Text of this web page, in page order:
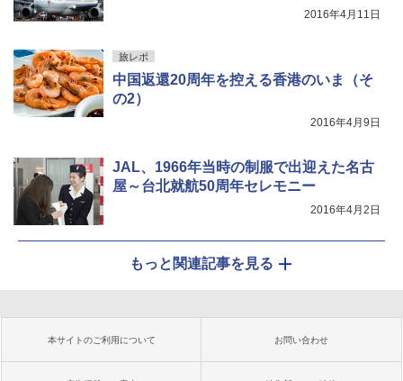
2016年4月11日
旅レポ
中国返還20周年を控える香港のいま（そ
の2）
2016年4月9日
JAL、1966年当時の制服で出迎えた名古
屋～台北就航50周年セレモニー
2016年4月2日
もっと関連記事を見る
本サイトのご利用について お問い合わせ